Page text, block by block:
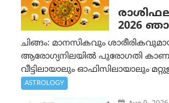
2026
ചിങ്ങം: മാനസികവും
ആരോഗ്യനിലയിൽ പുരോഗതി
വീട്ടിലായാലും ഓഫിസിലായാലും
ASTROLOGY